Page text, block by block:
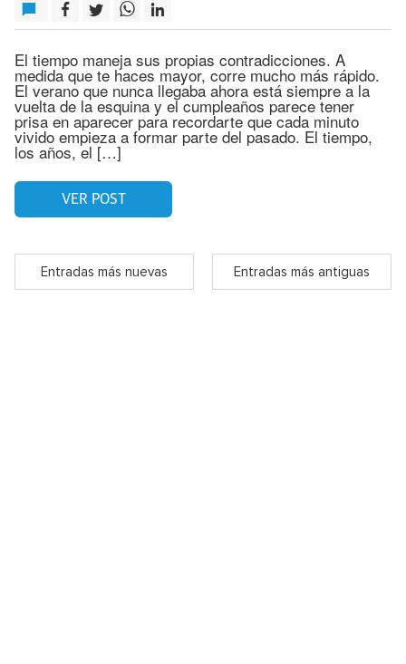
El tiempo maneja sus propias contradicciones. A
medida que te haces mayor, corre mucho más rápido.
El verano que nunca llegaba ahora está siempre a la
vuelta de la esquina y el cumpleaños parece tener
prisa en aparecer para recordarte que cada minuto
vivido empieza a formar parte del pasado. El tiempo,
los años, el […]
VER POST
Entradas más nuevas Entradas más antiguas